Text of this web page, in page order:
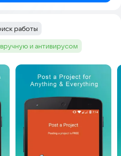
: работы
и антивирусом